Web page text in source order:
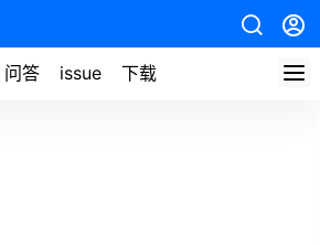
问答 issue 下载